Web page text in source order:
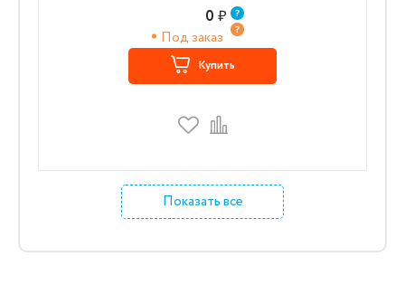
0 ₽
Под заказ
Купить
Показать все